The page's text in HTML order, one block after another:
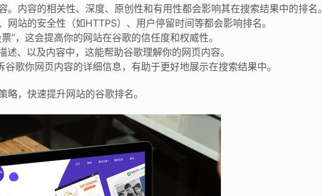
。内容的相关性、深度、原创性和有用性都会影响其在搜索结果中的排名。
站的安全性（如HTTPS）、用户停留时间等都会影响排名。
”，这会提高你的网站在谷歌的信任度和权威性。
、以及内容中，这能帮助谷歌理解你的网页内容。
歌你网页内容的详细信息，有助于更好地展示在搜索结果中。
，快速提升网站的谷歌排名。